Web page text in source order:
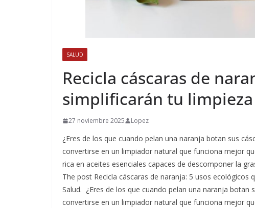
SALUD
Recicla cáscaras de
simplificarán tu limpieza
27 noviembre 2025 Lopez
¿Eres de los que cuando pelan una naranja botan sus
convertirse en un limpiador natural que funciona mejor
rica en aceites esenciales capaces de descomponer la
The post Recicla cáscaras de naranja: 5 usos
Salud. ¿Eres de los que cuando pelan una naranja botan
convertirse en un limpiador natural que funciona mejor